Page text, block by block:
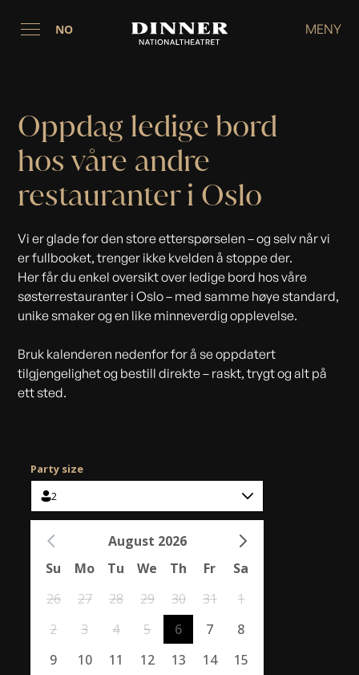
NO MENY
Oppdag ledige bord
hos våre andre
restauranter i Oslo
Vi er glade for den store etterspørselen – og selv når vi
er fullbooket, trenger ikke kvelden å stoppe der.
Her får du enkel oversikt over ledige bord hos våre
søsterrestauranter i Oslo – med samme høye standard,
unike smaker og en like minneverdig opplevelse.
Bruk kalenderen nedenfor for å se oppdatert
tilgjengelighet og bestill direkte – raskt, trygt og alt på
ett sted.
Party size
2
August 2026
Su
Mo Tu We Th Fr
Sa
26
27 28 29 30 31
1
2
3 4 5 6 7
8
9
10 11 12 13 14
15